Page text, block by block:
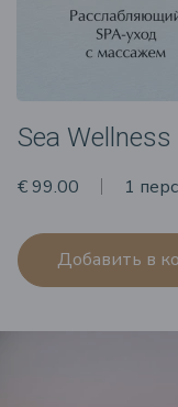
Sea
€ 99.00 1 перс
Добавить в